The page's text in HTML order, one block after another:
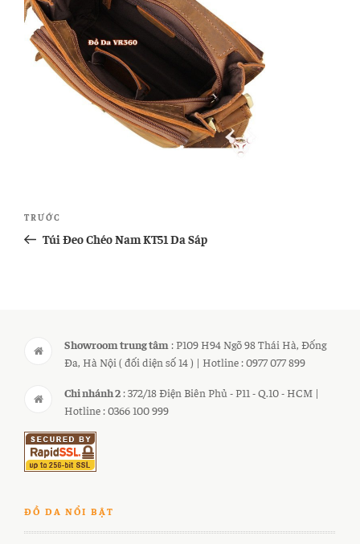
Điều
hướng
Bài
cũ
TRƯỚC
Túi Đeo Chéo Nam KT51 Da Sáp
Showroom trung tâm : P109 H94 Ngõ 98 Thái Hà, Đống
Đa, Hà Nội ( đối diện số 14 ) | Hotline : 0977 077 899
Chi nhánh 2 : 372/18 Điện Biên Phủ - P11 - Q.10 - HCM |
Hotline : 0366 100 999
ĐỒ DA NỔI BẬT